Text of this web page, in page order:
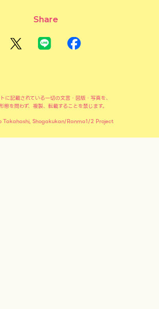
Share
に記載されている一切の文言・図版・写真を、
態を問わず、複製、転載することを禁じます。
Takahashi, Shogakukan/Ranma1/2 Project